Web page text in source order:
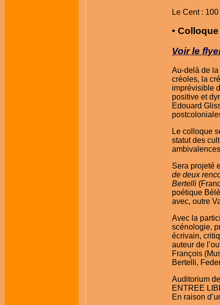
Le Cent :
•
Voir le
Au-delà de
créoles, la
imprévisible
positive et
Edouard
Le colloque
statut des
Sera projeté
de deux
Bertelli
poétique
avec, outre
Avec la
scénologie,
écrivain,
auteur de
François
Bertelli,
Auditorium
ENTREE
En raison